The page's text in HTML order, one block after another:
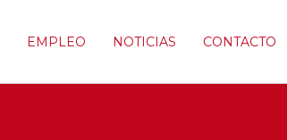
EMPLEO NOTICIAS CONTACTO